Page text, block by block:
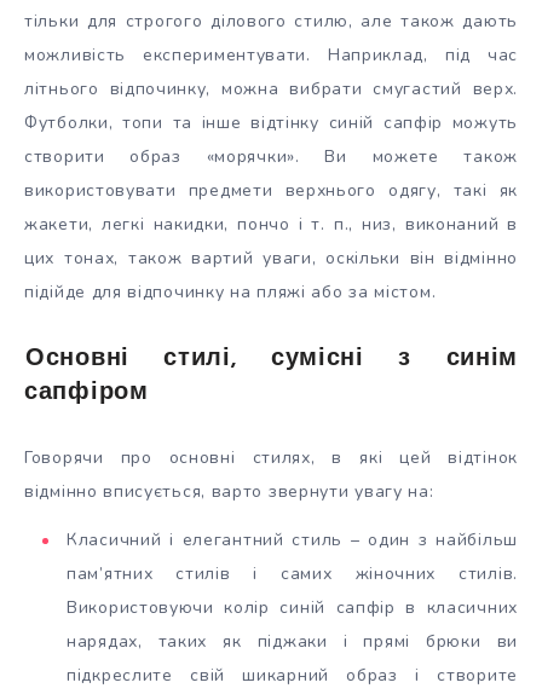
тільки для строгого ділового стилю, але також дають
можливість експериментувати. Наприклад, під час
літнього відпочинку, можна вибрати смугастий верх.
Футболки, топи та інше відтінку синій сапфір можуть
створити образ «морячки». Ви можете також
використовувати предмети верхнього одягу, такі як
жакети, легкі накидки, пончо і т. п., низ, виконаний в
цих тонах, також вартий уваги, оскільки він відмінно
підійде для відпочинку на пляжі або за містом.
Основні стилі, сумісні з синім
сапфіром
Говорячи про основні стилях, в які цей відтінок
відмінно вписується, варто звернути увагу на:
Класичний і елегантний стиль – один з найбільш
пам’ятних стилів і самих жіночних стилів.
Використовуючи колір синій сапфір в класичних
нарядах, таких як піджаки і прямі брюки ви
підкреслите свій шикарний образ і створите